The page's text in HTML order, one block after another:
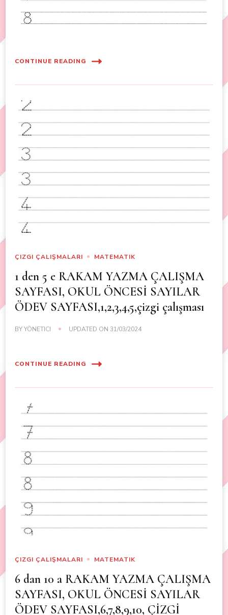
CONTINUE READING
ÇIZGI ÇALIŞMALARI MATEMATIK
1 den 5 e RAKAM YAZMA ÇALIŞMA
SAYFASI, OKUL ÖNCESİ SAYILAR
ÖDEV SAYFASI,1,2,3,4,5,çizgi çalışması
BYYÖNETICI UPDATED ON 31/03/2024
CONTINUE READING
ÇIZGI ÇALIŞMALARI MATEMATIK
6 dan 10 a RAKAM YAZMA ÇALIŞMA
SAYFASI, OKUL ÖNCESİ SAYILAR
ÖDEV SAYFASI,6,7,8,9,10, ÇİZGİ